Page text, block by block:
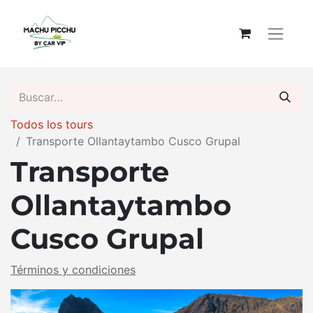
Todos los tours
Transporte Ollantaytambo Cusco Grupal
Transporte
Ollantaytambo
Cusco Grupal
Términos y condiciones